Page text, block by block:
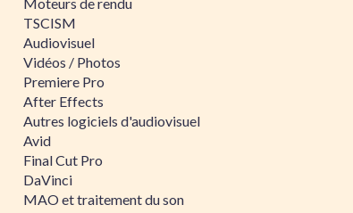
Moteurs de rendu
TSCISM
Audiovisuel
Vidéos / Photos
Premiere Pro
After Effects
Autres logiciels d'audiovisuel
Avid
Final Cut Pro
DaVinci
MAO et traitement du son